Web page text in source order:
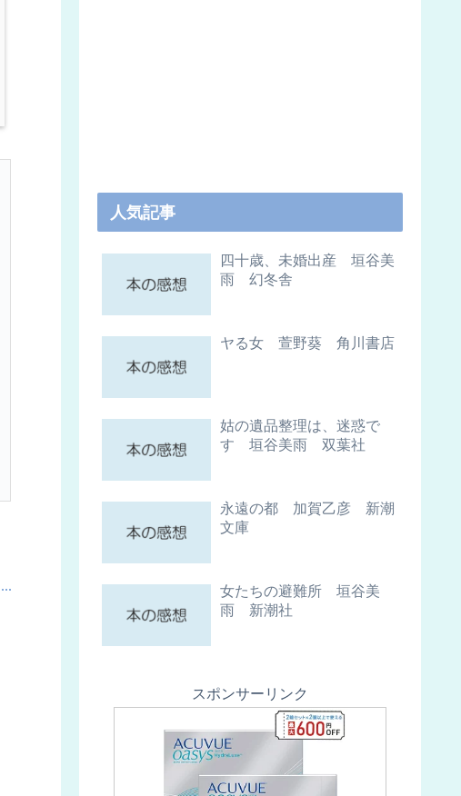
人気記事
四十歳、未婚出産 垣谷美
雨 幻冬舎
ヤる女 萱野葵 角川書店
姑の遺品整理は、迷惑で
す 垣谷美雨 双葉社
永遠の都 加賀乙彦 新潮
文庫
女たちの避難所 垣谷美
雨 新潮社
スポンサーリンク